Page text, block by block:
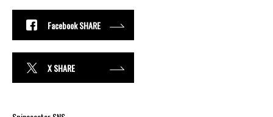
Facebook SHARE
X SHARE